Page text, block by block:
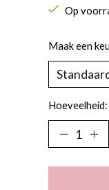
Op
Maak een
Hoeveelheid: